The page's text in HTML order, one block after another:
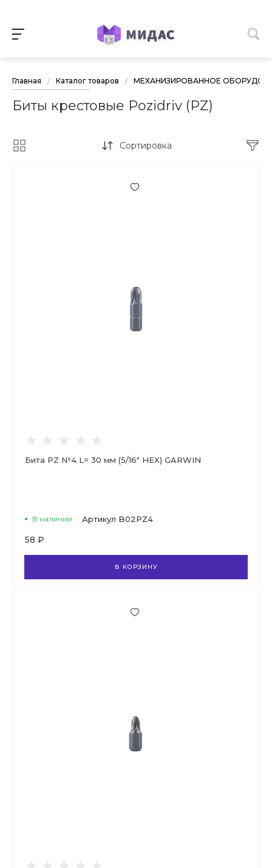
Главная / Каталог товаров / МЕХАНИЗИРОВАННОЕ
Биты крестовые Pozidriv (PZ)
Сортировка
Бита PZ №4 L= 30 мм (5/16" HEX) GARWIN
В наличии Артикул B02PZ4
58 ₽
В КОРЗИНУ